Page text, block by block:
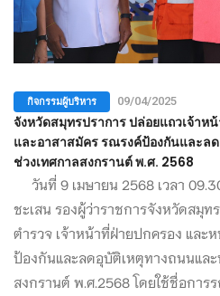
กิจกรรมผู้บริหาร 09/04/2025
จังหวัดสมุทรปราการ ปล่อยแถวเจ้าห
และอาสาสมัคร รณรงค์ป้องกันและล
ช่วงเทศกาลสงกรานต์ พ.ศ. 2568
วันที่ 9 เมษายน 2568 เวลา
ชะเสน รองผู้ว่าราชการจังหวัดสมุท
ตำรวจ เจ้าหน้าที่ฝ่ายปกครอง และ
ป้องกันและลดอุบัติเหตุทางถนนและ
สงกรานต์ พ.ศ.2568 โดยใช้ชื่อการ